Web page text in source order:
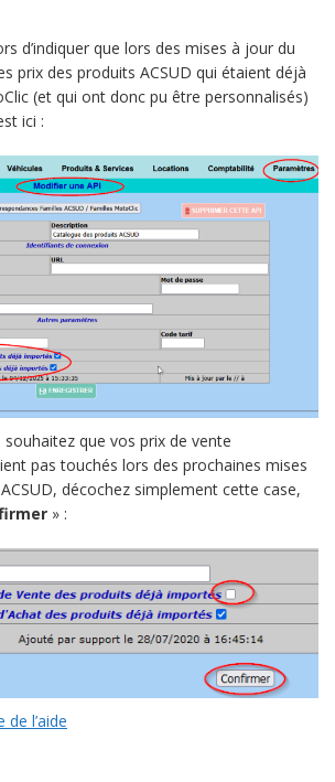
d’indiquer que lors des mises à jour du
prix des produits ACSUD qui étaient déjà
(et qui ont donc pu être personnalisés)
ici :
que vos prix de vente
pas touchés lors des prochaines mises
décochez simplement cette case,
» :
l’aide